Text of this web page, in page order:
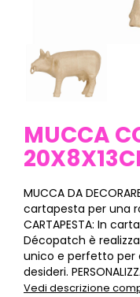
MUCCA
MUCCA DA
cartapesta per una
CARTAPESTA: In
Décopatch è
unico e perfetto per
desideri.
Vedi descrizione